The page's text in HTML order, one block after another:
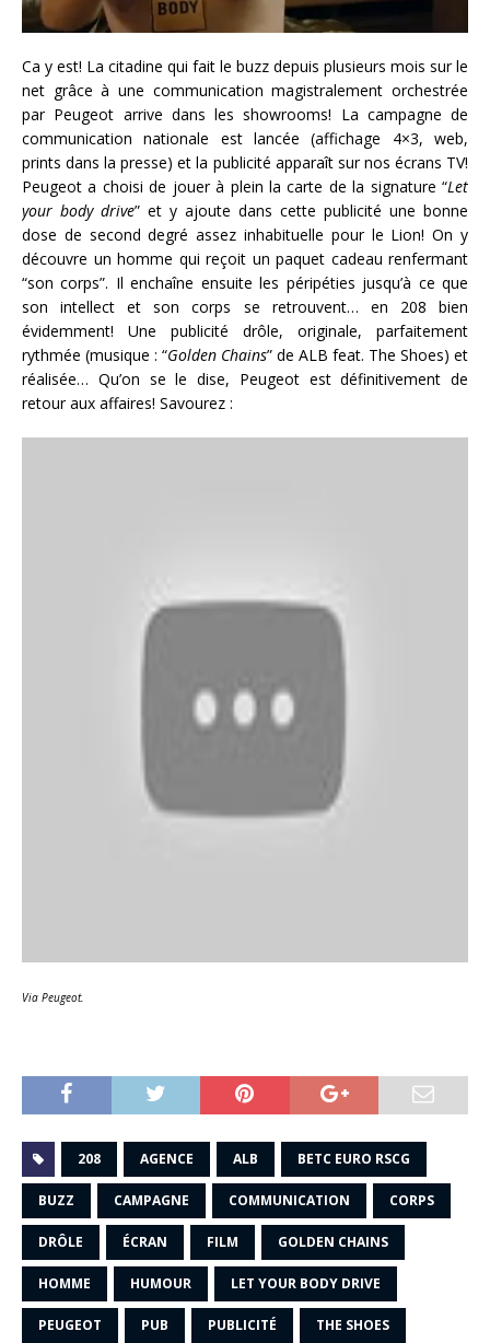
Ca y est! La citadine qui fait le buzz depuis plusieurs mois sur le
net grâce à une communication magistralement orchestrée
par Peugeot arrive dans les showrooms! La campagne de
communication nationale est lancée (affichage 4×3, web,
prints dans la presse) et la publicité apparaît sur nos écrans TV!
Peugeot a choisi de jouer à plein la carte de la signature “Let
your body drive” et y ajoute dans cette publicité une bonne
dose de second degré assez inhabituelle pour le Lion! On y
découvre un homme qui reçoit un paquet cadeau renfermant
“son corps”. Il enchaîne ensuite les péripéties jusqu’à ce que
son intellect et son corps se retrouvent… en 208 bien
évidemment! Une publicité drôle, originale, parfaitement
rythmée (musique : “Golden Chains” de ALB feat. The Shoes) et
réalisée… Qu’on se le dise, Peugeot est définitivement de
retour aux affaires! Savourez :
Via Peugeot.
208 AGENCE ALB BETC EURO RSCG
BUZZ CAMPAGNE COMMUNICATION CORPS
DRÔLE ÉCRAN FILM GOLDEN CHAINS
HOMME HUMOUR LET YOUR BODY DRIVE
PEUGEOT PUB PUBLICITÉ THE SHOES